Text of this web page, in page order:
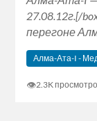
27.08.12г.[/
перегоне
Алма-Ата-I -
👁2.3K